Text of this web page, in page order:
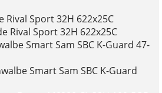
Rival Sport 32H 622x25C
Rival Sport 32H 622x25C
Smart Sam SBC K-Guard 47-
Smart Sam SBC K-Guard